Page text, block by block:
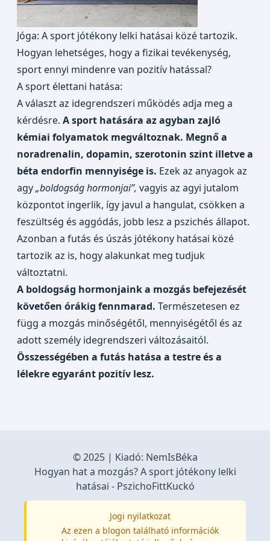
Jóga: A sport jótékony lelki hatásai közé tartozik.
Hogyan lehetséges, hogy a fizikai tevékenység,
sport ennyi mindenre van pozitív hatással?
A sport élettani hatása:
A választ az idegrendszeri működés adja meg a
kérdésre. A sport hatására az agyban zajló
kémiai folyamatok megváltoznak. Megnő a
noradrenalin, dopamin, szerotonin szint illetve a
béta endorfin mennyisége is. Ezek az anyagok az
agy„boldogság hormonjai”, vagyis az agyi jutalom
központot ingerlik, így javul a hangulat, csökken a
feszültség és aggódás, jobb lesz a pszichés állapot.
Azonban a futás és úszás jótékony hatásai közé
tartozik az is, hogy alakunkat meg tudjuk
változtatni.
A boldogság hormonjaink a mozgás befejezését
követően órákig fennmarad. Természetesen ez
függ a mozgás minőségétől, mennyiségétől és az
adott személy idegrendszeri változásaitól.
Összességében a futás hatása a testre és a
lélekre egyaránt pozitív lesz.
© 2025 | Kiadó: NemIsBéka
Hogyan hat a mozgás? A sport jótékony lelki
hatásai - PszichoFittKuckó
Jogi nyilatkozat
Az ezen a blogon található információk